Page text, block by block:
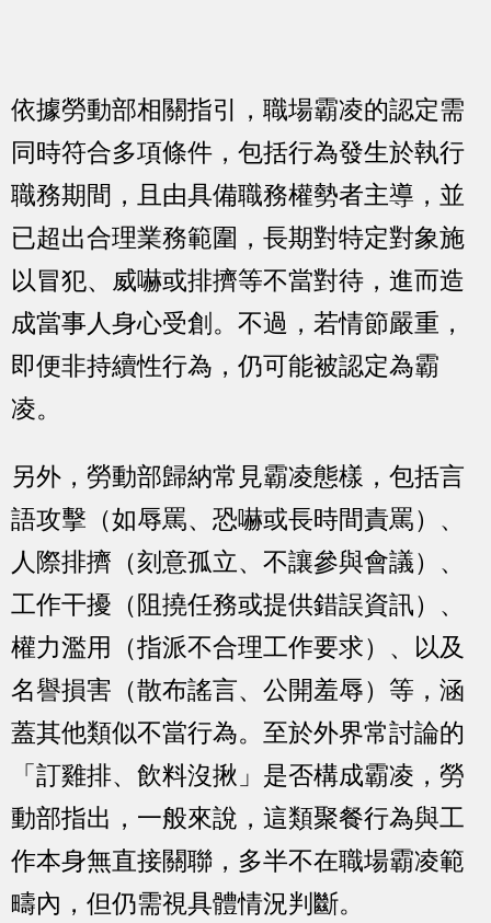
依據勞動部相關指引，職場霸凌的認定需
同時符合多項條件，包括行為發生於執行
職務期間，且由具備職務權勢者主導，並
已超出合理業務範圍，長期對特定對象施
以冒犯、威嚇或排擠等不當對待，進而造
成當事人身心受創。不過，若情節嚴重，
即便非持續性行為，仍可能被認定為霸
凌。
另外，勞動部歸納常見霸凌態樣，包括言
語攻擊（如辱罵、恐嚇或長時間責罵）、
人際排擠（刻意孤立、不讓參與會議）、
工作干擾（阻撓任務或提供錯誤資訊）、
權力濫用（指派不合理工作要求）、以及
名譽損害（散布謠言、公開羞辱）等，涵
蓋其他類似不當行為。至於外界常討論的
「訂雞排、飲料沒揪」是否構成霸凌，勞
動部指出，一般來說，這類聚餐行為與工
作本身無直接關聯，多半不在職場霸凌範
疇內，但仍需視具體情況判斷。